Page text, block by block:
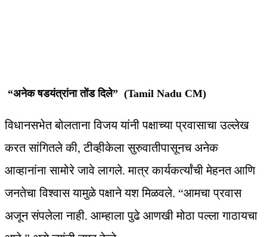
“अनेक षडयंत्रांना तोंड दिले” (Tamil Nadu CM)
विधानसभेत बोलताना विजय यांनी पक्षाच्या प्रवासाचा उल्लेख
करत सांगितले की, टीव्हीकेला सुरुवातीपासूनच अनेक
आव्हानांना सामोरे जावे लागले. मात्र कार्यकर्त्यांची मेहनत आणि
जनतेचा विश्वास यामुळे पक्षाने यश मिळवले. “आमचा प्रवास
अजून संपलेला नाही. आम्हाला पुढे आणखी मोठा पल्ला गाठायचा